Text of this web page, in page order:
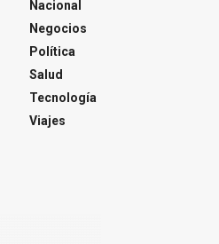
Nacional
Negocios
Política
Salud
Tecnología
Viajes